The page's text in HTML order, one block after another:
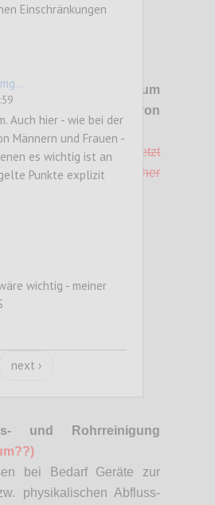
(in Kriterium
Vermeidung von
dürfen nur dort eingesetzt
zur Erfüllung gesetzlicher
notwendig ist.
und Rohrreinigung
bei Bedarf Geräte zur
physikalischen Abfluss-
Einschränkungen
Auch hier - wie bei der
Männern und Frauen -
es wichtig ist an
Punkte explizit
wichtig - meiner
next ›